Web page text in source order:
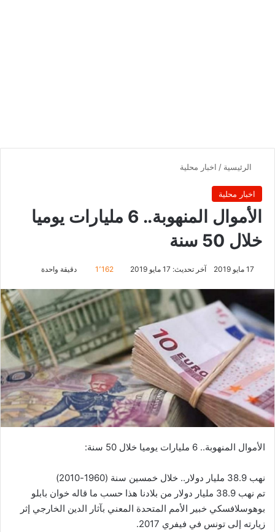
الرئيسية / اخبار محلية
اخبار محلية
الأموال المنهوبة.. 6 مليارات يوميا
خلال 50 سنة
17 مايو 2019 آخر تحديث: 17 مايو 2019 1٬162 دقيقة واحدة
الأموال المنهوبة.. 6 مليارات يوميا خلال 50 سنة:
نهب 38.9 مليار دولار.. خلال خمسين سنة (1960-2010)
تم نهب 38.9 مليار دولار من بلادنا هذا حسب ما قاله خوان بابلو
بوهوسلافسكي خبير الأمم المتحدة المعني بآثار الدين الخارجي إثر
زيارته إلى تونس في فيفري 2017.